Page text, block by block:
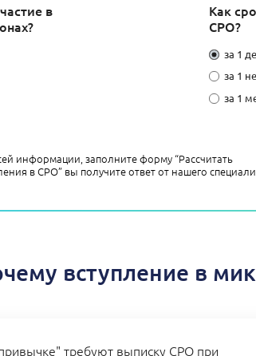
в
Как
СРО?
за 1
за 1
за 1
информации, заполните форму “Рассчитать
в СРО” вы получите ответ от нашего
вступление в
требуют выписку СРО при